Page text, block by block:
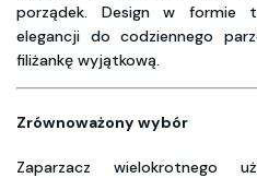
porządek. Design w formie
elegancji do codziennego
filiżankę wyjątkową.
Zrównoważony wybór
Zaparzacz wielokrotnego